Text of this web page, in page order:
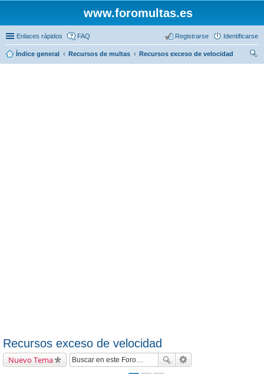
www.foromultas.es
Enlaces rápidos FAQ Identificarse
Registrarse
Índice general Recursos de multas
Recursos exceso de velocidad
Recursos exceso de velocidad
Nuevo Tema